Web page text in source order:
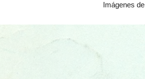
Imágenes